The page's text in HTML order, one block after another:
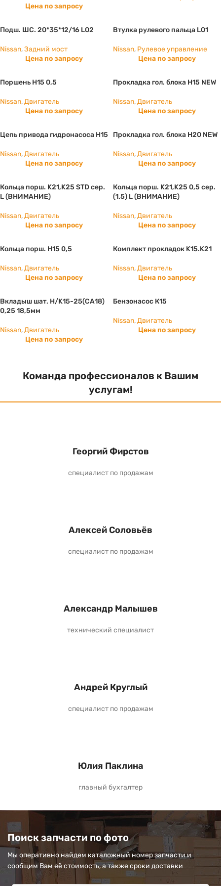
Цена по запросу
Подш. ШС. 20*35*12/16 L02
Nissan,Задний мост
Цена по запросу
Втулка рулевого пальца L01
Nissan, Рулевое управление
Цена по запросу
Поршень H15 0,5
Nissan,Двигатель
Цена по запросу
Прокладка гол. блока H15 NEW
Nissan,Двигатель
Цена по запросу
Цепь привода гидронасоса H15
Nissan,Двигатель
Цена по запросу
Прокладка гол. блока H20 NEW
Nissan,Двигатель
Цена по запросу
Кольца порш. K21,K25 STD сер.
L (ВНИМАНИЕ)
Nissan,Двигатель
Цена по запросу
Кольца порш. K21,K25 0,5 сер.
(1.5) L (ВНИМАНИЕ)
Nissan,Двигатель
Цена по запросу
Кольца порш. H15 0,5
Nissan,Двигатель
Цена по запросу
Комплект прокладок K15.K21
Nissan,Двигатель
Цена по запросу
Вкладыш шат. Н/K15-25(СА18)
0,25 18,5мм
Nissan,Двигатель
Цена по запросу
Бензонасос К15
Nissan,Двигатель
Цена по запросу
Команда профессионалов к Вашим
услугам!
Георгий Фирстов
специалист по продажам
Алексей Соловьёв
специалист по продажам
Александр Малышев
технический специалист
Андрей Круглый
специалист по продажам
Юлия Паклина
главный бухгалтер
Поиск запчасти по фото
Мы оперативно найдем каталожный номер запчасти и
сообщим Вам её стоимость, а также сроки доставки